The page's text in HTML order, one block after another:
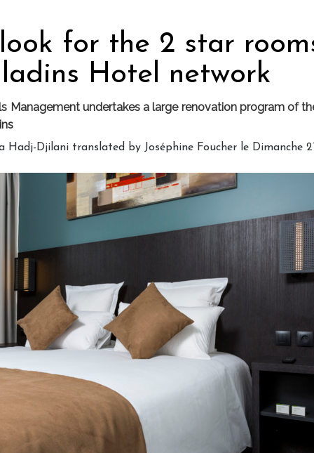
for the 2 star
Hotel network
Management undertakes a large renovation program of
Hadj-Djilani translated by Joséphine Foucher le Dimanche